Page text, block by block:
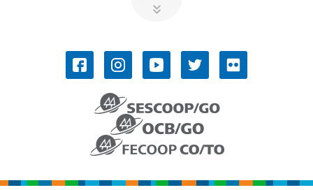
Convenções Coletivas de Trabalho
COOPERATIVISMO
História do Cooperativismo
História do Sistema OCB
NOSSOS SERVIÇOS
Aprimoora
Censo